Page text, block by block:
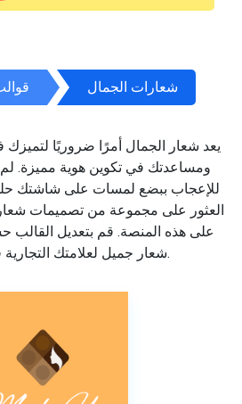
شعارات الجمال
يعد شعار الجمال أمرًا ضروريًا لتميزك
ومساعدتك في تكوين هوية مميزة. لم
للإعجاب ببضع لمسات على شاشتك
العثور على مجموعة من تصميمات
على هذه المنصة. قم بتعديل القالب
شعار جميل لعلامتك التجارية في وقت قصير.